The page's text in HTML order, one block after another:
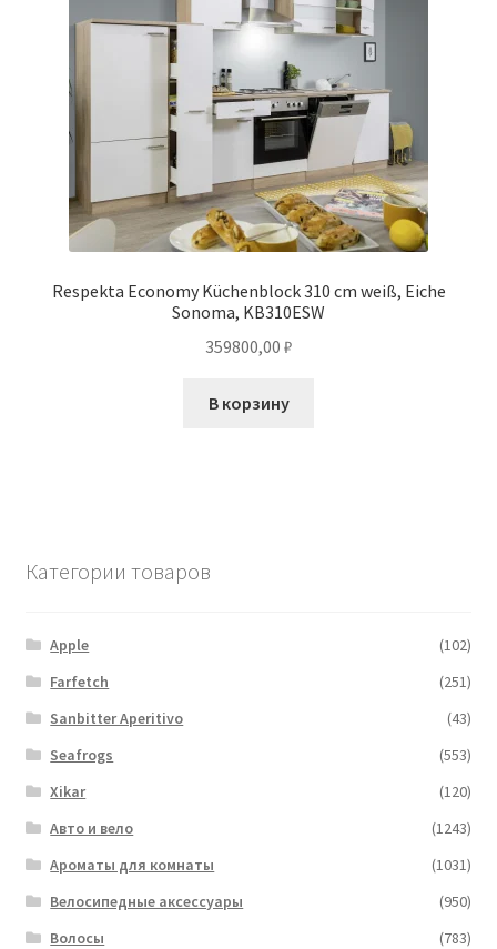
Respekta Economy Küchenblock 310 cm weiß, Eiche
Sonoma, KB310ESW
359800,00 ₽
В корзину
Категории товаров
Apple
(102)
Farfetch
(251)
Sanbitter Aperitivo
(43)
Seafrogs
(553)
Xikar
(120)
Авто и вело
(1243)
Ароматы для комнаты
(1031)
Велосипедные аксессуары
(950)
Волосы
(783)